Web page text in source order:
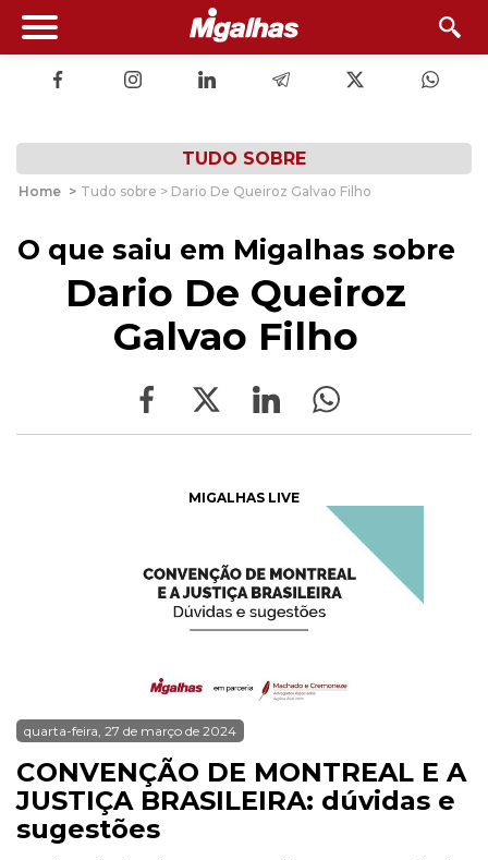
TUDO SOBRE
Home > Tudo sobre > Dario De Queiroz Galvao Filho
O que saiu em Migalhas sobre
Dario De Queiroz
Galvao Filho
MIGALHAS LIVE
quarta-feira, 27 de março de 2024
CONVENÇÃO DE MONTREAL E A
JUSTIÇA BRASILEIRA: dúvidas e
sugestões